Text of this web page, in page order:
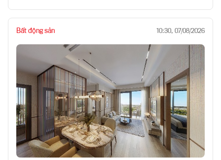
Bất động sản 10:30, 07/08/2026